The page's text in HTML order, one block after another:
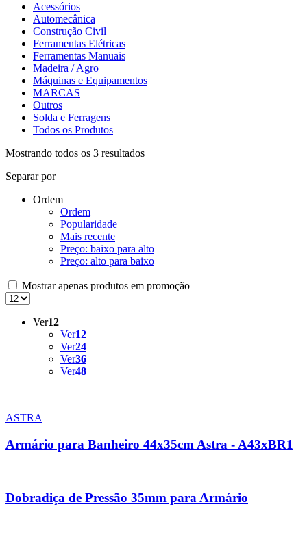
Acessórios
Automecânica
Construção Civil
Ferramentas Elétricas
Ferramentas Manuais
Madeira / Agro
Máquinas e Equipamentos
MARCAS
Outros
Solda e Ferragens
Todos os Produtos
Mostrando todos os 3 resultados
Separar por
Ordem
Ordem
Popularidade
Mais recente
Preço: baixo para alto
Preço: alto para baixo
Mostrar apenas produtos em promoção
Ver12
Ver12
Ver24
Ver36
Ver48
ASTRA
Armário para Banheiro 44x35cm Astra - A43xBR1
Dobradiça de Pressão 35mm para Armário